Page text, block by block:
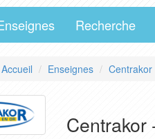
Recherche
Accueil Enseignes Centrakor
Centrakor